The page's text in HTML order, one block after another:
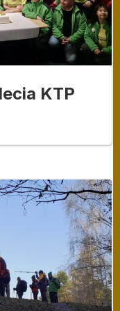
KTP